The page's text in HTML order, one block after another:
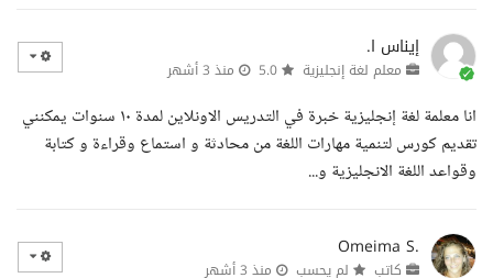
إيناس ا.
معلم لغة إنجليزية منذ 3 أشهر
انا معلمة لغة إنجليزية خبرة في التدريس الاونلاين لمدة ١٠ سنوات يمكنني
تقديم كورس لتنمية مهارات اللغة من محادثة و استماع وقراءة و كتابة
وقواعد اللغة الانجليزية و...
Omeima S.
كاتب لم يحسب منذ 3 أشهر